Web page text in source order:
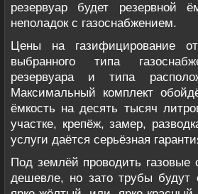
резервуар будет резервной
неполадок с газоснабжением.
Цены на газифицирование
выбранного типа
резервуара и типа
Максимальный комплект
ёмкость на десять тысяч
участке, крепёж, замер,
услуги даётся серьёзная
Под землёй проводить
дешевле, но зато трубы